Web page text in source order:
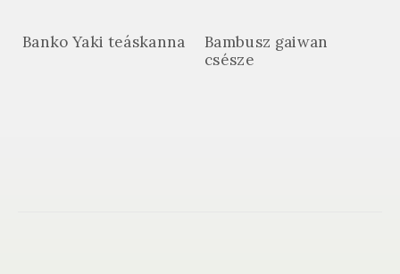
Banko Yaki teáskanna
Bambusz gaiwan
csésze